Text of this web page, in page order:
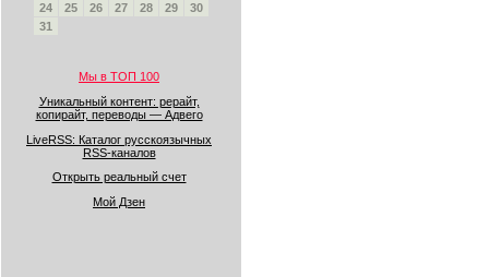
24
25 26 27 28 29
30
31
Мы в ТОП 100
Уникальный контент: рерайт,
копирайт, переводы — Адвего
LiveRSS: Каталог русскоязычных
RSS-каналов
Открыть реальный счет
Мой Дзен